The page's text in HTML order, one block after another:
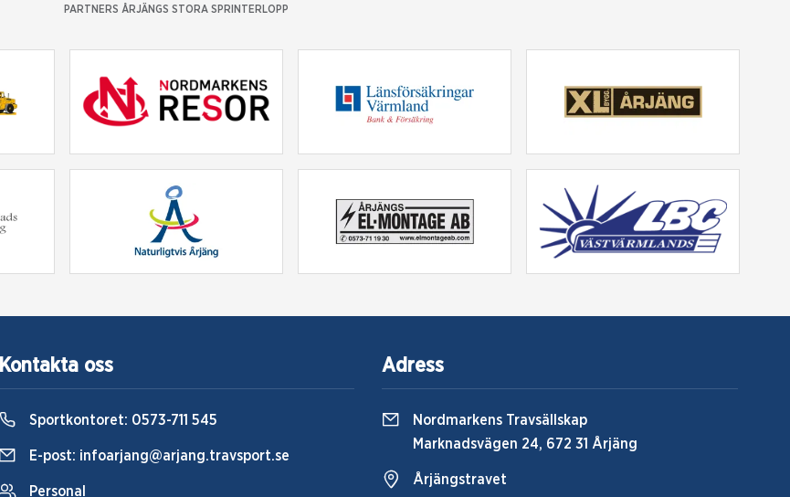
PARTNERS ÅRJÄNGS STORA SPRINTERLOPP
Kontakta oss
Sportkontoret: 0573-711 545
E-post: infoarjang@arjang.travsport.se
Personal
Adress
Nordmarkens Travsällskap
Marknadsvägen 24, 672 31 Årjäng
Årjängstravet